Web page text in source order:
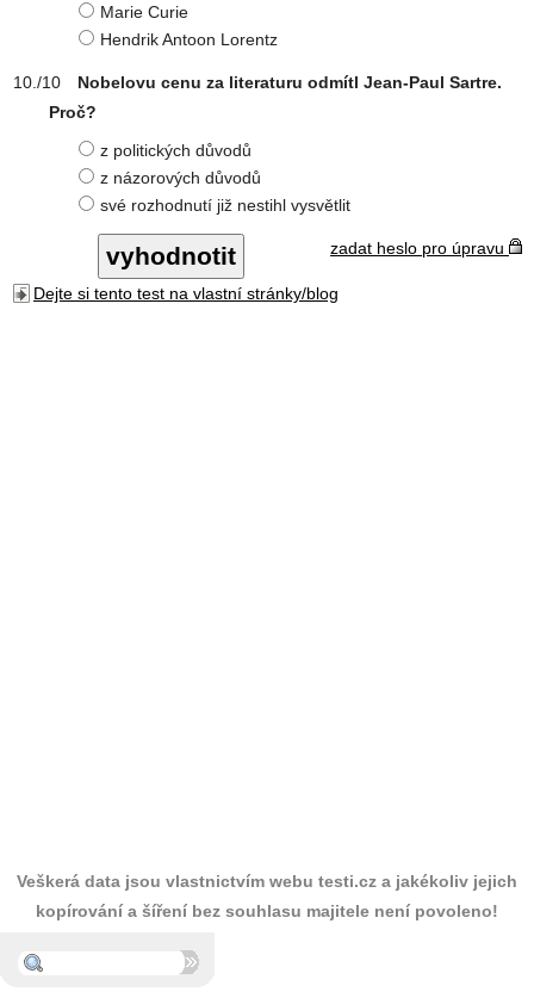
Marie Curie
Hendrik Antoon Lorentz
Nobelovu cenu za literaturu odmítl Jean-Paul Sartre.
Proč?
z politických důvodů
z názorových důvodů
své rozhodnutí již nestihl vysvětlit
zadat heslo pro úpravu
Dejte si tento test na vlastní stránky/blog
Veškerá data jsou vlastnictvím webu testi.cz a jakékoliv jejich
kopírování a šíření bez souhlasu majitele není povoleno!